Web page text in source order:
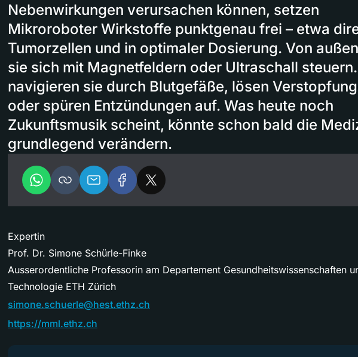
Nebenwirkungen verursachen können, setzen
Mikroroboter Wirkstoffe punktgenau frei – etwa
Tumorzellen und in optimaler Dosierung. Von
sie sich mit Magnetfeldern oder Ultraschall
navigieren sie durch Blutgefäße, lösen
oder spüren Entzündungen auf. Was heute noch
Zukunftsmusik scheint, könnte schon bald die
grundlegend verändern.
Expertin
Prof. Dr. Simone Schürle-Finke
Ausserordentliche Professorin am Departement Gesundheitswissenschaften
Technologie ETH Zürich
simone.schuerle@hest.ethz.ch
https://mml.ethz.ch